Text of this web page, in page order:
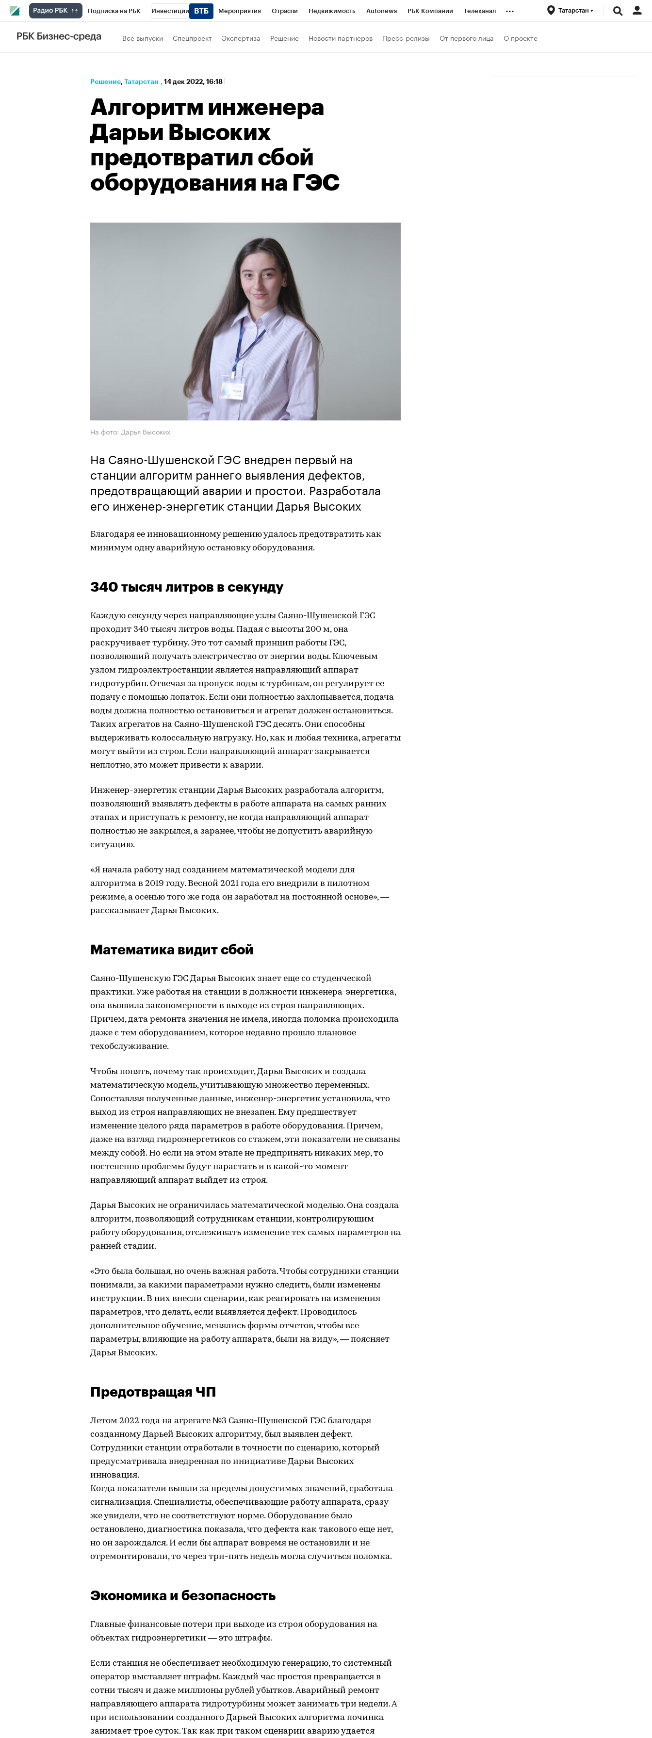
Подписка на РБК Инвестиции Мероприятия Отрасли Недвижимость Autonews РБК Компании Телеканал
РБК Вино
Проверка контрагентов
... Татарстан
Все выпуски Спецпроект Экспертиза Решение Новости партнеров Пресс-релизы От первого лица О проекте
Решение⁠, Татарстан , 14 дек 2022, 16:18
Алгоритм инженера
Дарьи Высоких
предотвратил сбой
оборудования на ГЭС
На фото: Дарья Высоких
На Саяно-Шушенской ГЭС внедрен первый на
станции алгоритм раннего выявления дефектов,
предотвращающий аварии и простои. Разработала
его инженер-энергетик станции Дарья Высоких
Благодаря ее инновационному решению удалось предотвратить как
минимум одну аварийную остановку оборудования.
340 тысяч литров в секунду
Каждую секунду через направляющие узлы Саяно-Шушенской ГЭС
проходит 340 тысяч литров воды. Падая с высоты 200 м, она
раскручивает турбину. Это тот самый принцип работы ГЭС,
позволяющий получать электричество от энергии воды. Ключевым
узлом гидроэлектростанции является направляющий аппарат
гидротурбин. Отвечая за пропуск воды к турбинам, он регулирует ее
подачу с помощью лопаток. Если они полностью захлопывается, подача
воды должна полностью остановиться и агрегат должен остановиться.
Таких агрегатов на Саяно-Шушенской ГЭС десять. Они способны
выдерживать колоссальную нагрузку. Но, как и любая техника, агрегаты
могут выйти из строя. Если направляющий аппарат закрывается
неплотно, это может привести к аварии.
Инженер-энергетик станции Дарья Высоких разработала алгоритм,
позволяющий выявлять дефекты в работе аппарата на самых ранних
этапах и приступать к ремонту, не когда направляющий аппарат
полностью не закрылся, а заранее, чтобы не допустить аварийную
ситуацию.
«Я начала работу над созданием математической модели для
алгоритма в 2019 году. Весной 2021 года его внедрили в пилотном
режиме, а осенью того же года он заработал на постоянной основе», —
рассказывает Дарья Высоких.
Математика видит сбой
Саяно-Шушенскую ГЭС Дарья Высоких знает еще со студенческой
практики. Уже работая на станции в должности инженера-энергетика,
она выявила закономерности в выходе из строя направляющих.
Причем, дата ремонта значения не имела, иногда поломка происходила
даже с тем оборудованием, которое недавно прошло плановое
техобслуживание.
Чтобы понять, почему так происходит, Дарья Высоких и создала
математическую модель, учитывающую множество переменных.
Сопоставляя полученные данные, инженер-энергетик установила, что
выход из строя направляющих не внезапен. Ему предшествует
изменение целого ряда параметров в работе оборудования. Причем,
даже на взгляд гидроэнергетиков со стажем, эти показатели не связаны
между собой. Но если на этом этапе не предпринять никаких мер, то
постепенно проблемы будут нарастать и в какой-то момент
направляющий аппарат выйдет из строя.
Дарья Высоких не ограничилась математической моделью. Она создала
алгоритм, позволяющий сотрудникам станции, контролирующим
работу оборудования, отслеживать изменение тех самых параметров на
ранней стадии.
«Это была большая, но очень важная работа. Чтобы сотрудники станции
понимали, за какими параметрами нужно следить, были изменены
инструкции. В них внесли сценарии, как реагировать на изменения
параметров, что делать, если выявляется дефект. Проводилось
дополнительное обучение, менялись формы отчетов, чтобы все
параметры, влияющие на работу аппарата, были на виду», — поясняет
Дарья Высоких.
Предотвращая ЧП
Летом 2022 года на агрегате №3 Саяно-Шушенской ГЭС благодаря
созданному Дарьей Высоких алгоритму, был выявлен дефект.
Сотрудники станции отработали в точности по сценарию, который
предусматривала внедренная по инициативе Дарьи Высоких
инновация.
Когда показатели вышли за пределы допустимых значений, сработала
сигнализация. Специалисты, обеспечивающие работу аппарата, сразу
же увидели, что не соответствуют норме. Оборудование было
остановлено, диагностика показала, что дефекта как такового еще нет,
но он зарождался. И если бы аппарат вовремя не остановили и не
отремонтировали, то через три-пять недель могла случиться поломка.
Экономика и безопасность
Главные финансовые потери при выходе из строя оборудования на
объектах гидроэнергетики — это штрафы.
Если станция не обеспечивает необходимую генерацию, то системный
оператор выставляет штрафы. Каждый час простоя превращается в
сотни тысяч и даже миллионы рублей убытков. Аварийный ремонт
направляющего аппарата гидротурбины может занимать три недели. А
при использовании созданного Дарьей Высоких алгоритма починка
занимает трое суток. Так как при таком сценарии аварию удается